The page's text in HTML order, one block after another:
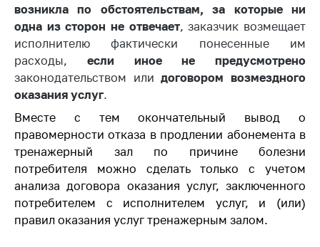
Сообщить о росте
цен на лекарства и
медицинские
изделия
Контакты
работы
Приемная
Министра
Горячая линия
Пресс-служба
возникла по обстоятельствам, за которые ни
одна из сторон не отвечает, заказчик возмещает
исполнителю фактически понесенные им
расходы, если иное не предусмотрено
законодательством илидоговором возмездного
оказания услуг.
Вместе с тем окончательный вывод о
правомерности отказа в продлении абонемента в
тренажерный зал по причине болезни
потребителя можно сделать только с учетом
анализа договора оказания услуг, заключенного
потребителем с исполнителем услуг, и (или)
правил оказания услуг тренажерным залом.